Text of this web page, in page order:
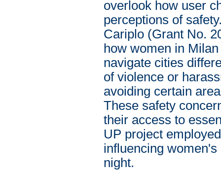
overlook how user
perceptions of
Cariplo (Grant No.
how women in
navigate cities
of violence or
avoiding certain
These safety
their access to
UP project
influencing
night.